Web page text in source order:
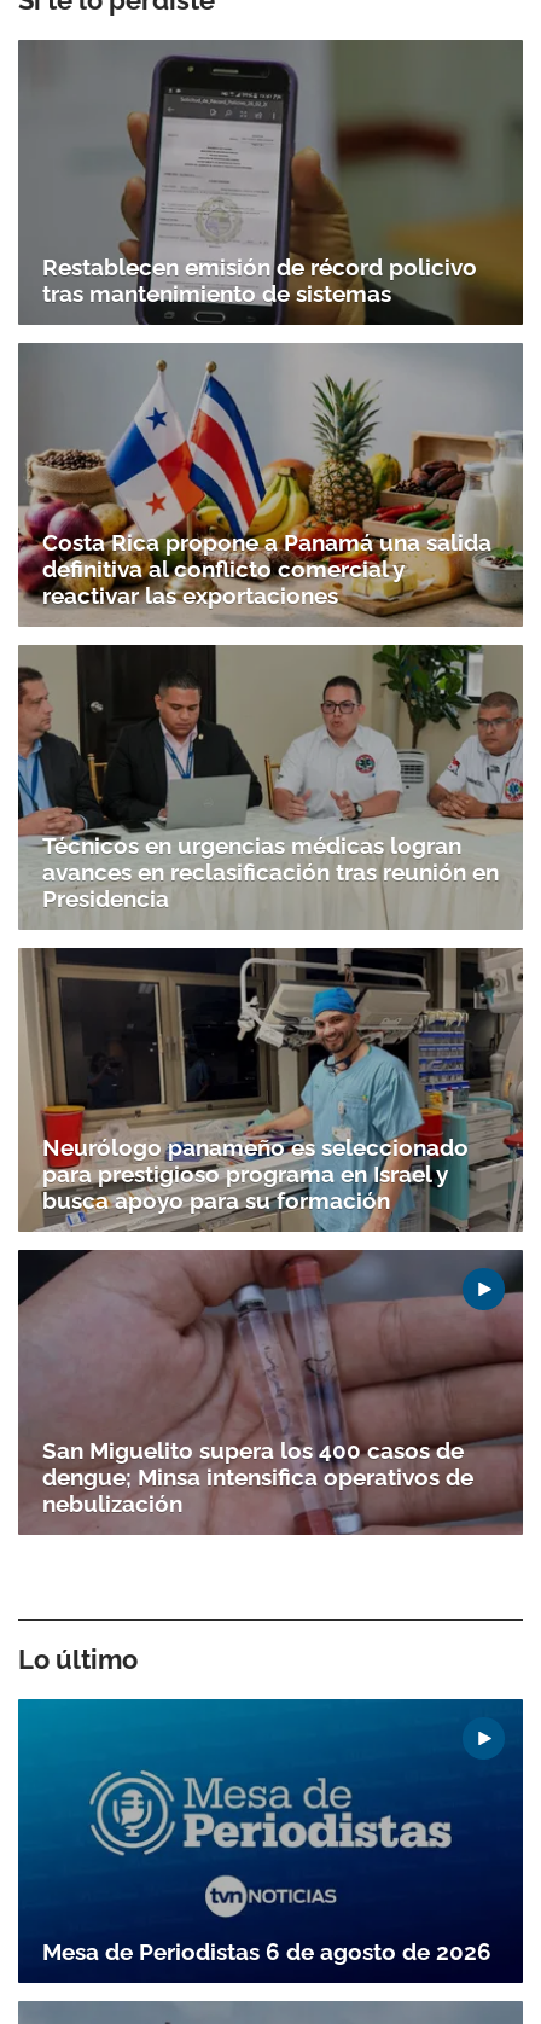
Restablecen emisión de récord policivo
tras mantenimiento de sistemas
Costa Rica propone a Panamá una salida
definitiva al conflicto comercial y
reactivar las exportaciones
Técnicos en urgencias médicas logran
avances en reclasificación tras reunión en
Presidencia
Neurólogo panameño es seleccionado
para prestigioso programa en Israel y
busca apoyo para su formación
San Miguelito supera los 400 casos de
dengue; Minsa intensifica operativos de
nebulización
Lo último
Mesa de Periodistas 6 de agosto de 2026